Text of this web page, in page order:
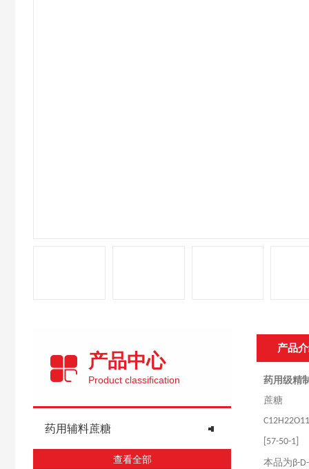
产品中心
Product classification
药用辅料蔗糖
查看全部
产品
药用级精
蔗糖
[57-50-1]
本品为β-D-